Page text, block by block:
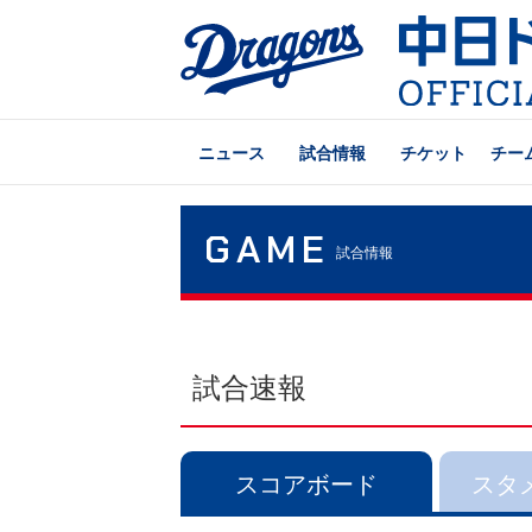
ニュース 試合情報 チケット チー
GAME 試合情報
試合速報
スコアボード スタ